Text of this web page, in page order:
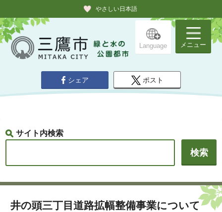
やさしい日本語
Language メニュー
シェア ポスト
サイト内検索
井の頭三丁目道路拡幅整備事業について